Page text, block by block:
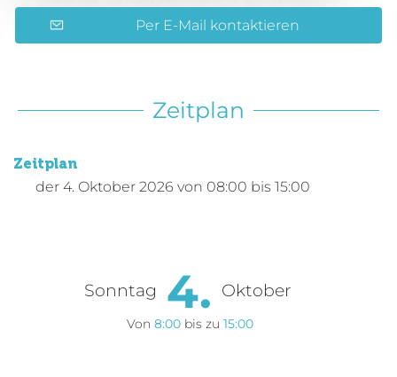
Per E-Mail kontaktieren
Zeitplan
Zeitplan
der 4. Oktober 2026 von 08:00 bis 15:00
Sonntag 4. Oktober
Von 8:00 bis zu 15:00